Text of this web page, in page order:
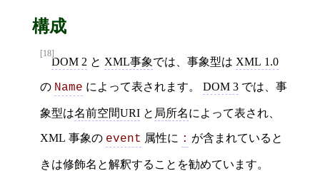
構成
[18]
DOM 2 と XML事象では、事象型は XML 1.0
の Name によって表されます。 DOM 3 では、事
象型は名前空間URI と 局所名によって表され、
XML 事象の event 属性に : が含まれていると
きは修飾名 と解釈することを勧めています。